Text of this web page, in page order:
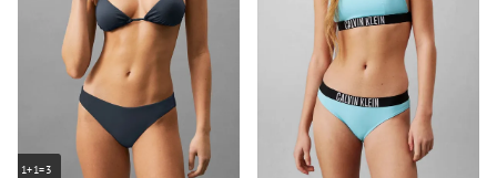
1+1=3